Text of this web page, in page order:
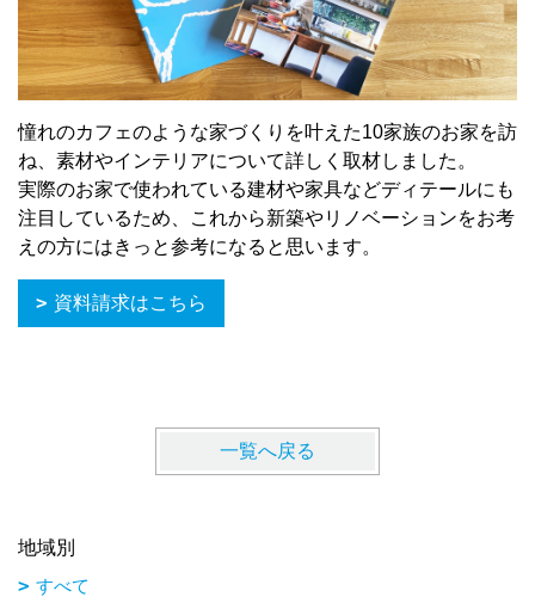
憧れのカフェのような家づくりを叶えた10家族のお家を訪
ね、素材やインテリアについて詳しく取材しました。
実際のお家で使われている建材や家具などディテールにも
注目しているため、これから新築やリノベーションをお考
えの方にはきっと参考になると思います。
資料請求はこちら
一覧へ戻る
地域別
すべて